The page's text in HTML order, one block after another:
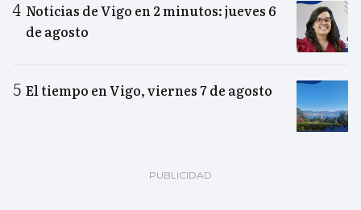
Noticias de Vigo en 2 minutos: jueves 6
de agosto
El tiempo en Vigo, viernes 7 de agosto